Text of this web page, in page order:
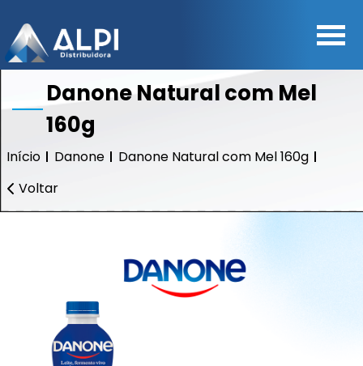
Danone Natural com Mel
160g
Início Danone
Danone Natural com Mel 160g
Voltar